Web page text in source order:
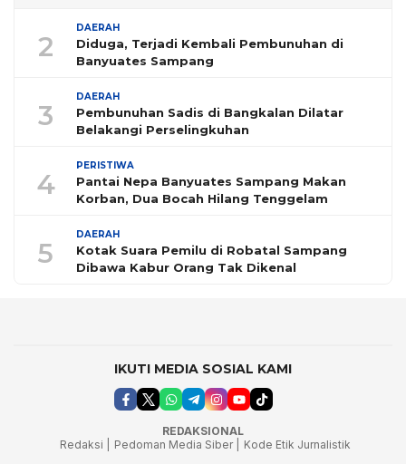
2
DAERAH
Diduga, Terjadi Kembali Pembunuhan di
Banyuates Sampang
3
DAERAH
Pembunuhan Sadis di Bangkalan Dilatar
Belakangi Perselingkuhan
4
PERISTIWA
Pantai Nepa Banyuates Sampang Makan
Korban, Dua Bocah Hilang Tenggelam
5
DAERAH
Kotak Suara Pemilu di Robatal Sampang
Dibawa Kabur Orang Tak Dikenal
IKUTI MEDIA SOSIAL KAMI
REDAKSIONAL
Redaksi |
Pedoman Media Siber |
Kode Etik Jurnalistik